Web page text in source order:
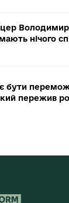
нічого
бути
пережив